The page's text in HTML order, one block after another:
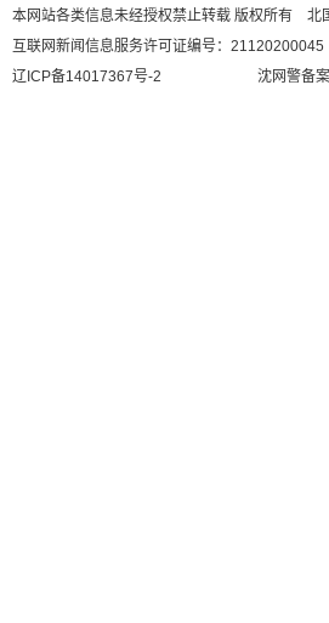
本网站各类信息未经授权禁止转载 版权所有 北
互联网新闻信息服务许可证编号：21120200045
辽ICP备14017367号-2
沈网警备